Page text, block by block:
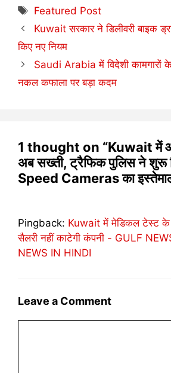
Tags
Featured Post
Kuwait सरकार ने डिलीवरी बाइक
किए नए नियम
Saudi Arabia में विदेशी कामगारों
नकल कफाला पर बड़ा कदम
1 thought on “Kuwait में
अब सख्ती, ट्रैफिक पुलिस ने शुरू
Speed Cameras का
Pingback: Kuwait में मेडिकल टेस्ट के
सैलरी नहीं काटेगी कंपनी - GULF
NEWS IN HINDI
Leave a Comment